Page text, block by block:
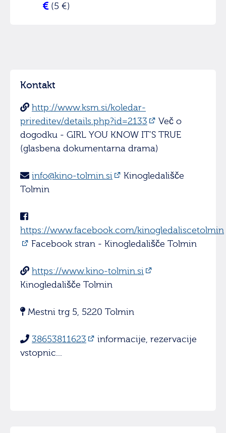
(5 €)
Kontakt
http://www.ksm.si/koledar-
prireditev/details.php?id=2133
Več o
dogodku - GIRL YOU KNOW IT’S TRUE
(glasbena dokumentarna drama)
info@kino-tolmin.si
Kinogledališče
Tolmin
https://www.facebook.com/kinogledaliscetolmin
Facebook stran - Kinogledališče Tolmin
https://www.kino-tolmin.si
Kinogledališče Tolmin
Mestni trg 5, 5220 Tolmin
38653811623
informacije, rezervacije
vstopnic...